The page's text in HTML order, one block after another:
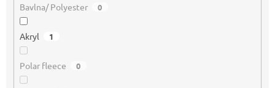
Bavlna/ Polyester 0
Akryl 1
Polar fleece 0